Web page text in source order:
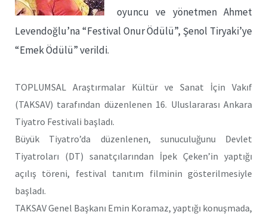
oyuncu ve yönetmen Ahmet
Levendoğlu’na “Festival Onur Ödülü”, Şenol Tiryaki’ye
“Emek Ödülü” verildi.
TOPLUMSAL Araştırmalar Kültür ve Sanat İçin Vakıf
(TAKSAV) tarafından düzenlenen 16. Uluslararası Ankara
Tiyatro Festivali başladı.
Büyük Tiyatro’da düzenlenen, sunuculuğunu Devlet
Tiyatroları (DT) sanatçılarından İpek Çeken’in yaptığı
açılış töreni, festival tanıtım filminin gösterilmesiyle
başladı.
TAKSAV Genel Başkanı Emin Koramaz, yaptığı konuşmada,